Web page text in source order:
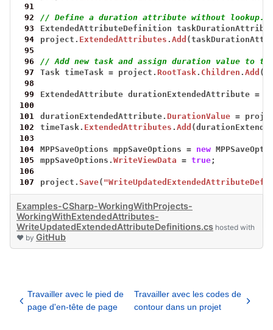
91
92
// Define a duration attribute without lookup.
93
ExtendedAttributeDefinition
94
project. ExtendedAttributes .Add
95
96
// Add new task and assign duration value to
97
Task timeTask = project.RootTask . Children .Add (
98
99
ExtendedAttribute durationExtendedAttribute =
100
101
durationExtendedAttribute.DurationValue =
102
timeTask. ExtendedAttributes .Add
103
104
MPPSaveOptions mppSaveOptions = new
105
mppSaveOptions.WriteViewData = true;
106
107
project.Save(
Examples-CSharp-WorkingWithProjects-
WorkingWithExtendedAttributes-
WriteUpdatedExtendedAttributeDefinitions.cs hosted with
❤ by GitHub
Travailler avec le pied de
page d'en-tête de page
Travailler avec les codes de
contour dans un projet